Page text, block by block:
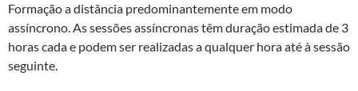
Formação a distância predominantemente em modo
assíncrono. As sessões assíncronas têm duração estimada de 3
horas cada e podem ser realizadas a qualquer hora até à sessão
seguinte.